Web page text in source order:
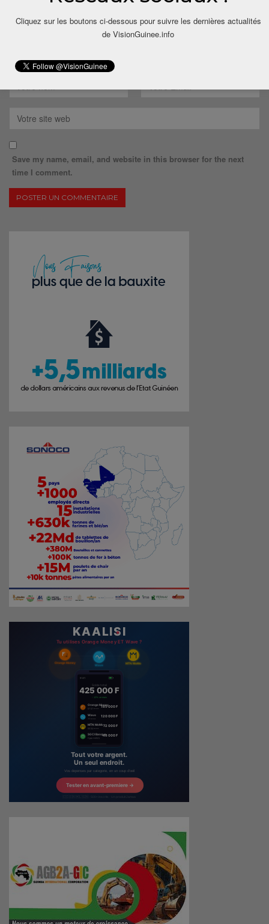
Save my name, email, and website in this browser for the next
time I comment.
Cliquez sur les boutons ci-dessous pour suivre les dernières actualités
de VisionGuinee.info